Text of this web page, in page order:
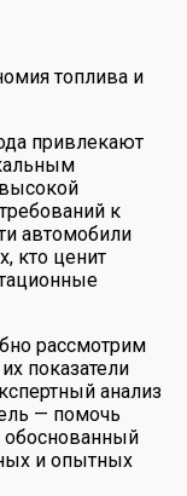
топлива и
привлекают
к
автомобили
кто ценит
рассмотрим
показатели
анализ
— помочь
обоснованный
и опытных